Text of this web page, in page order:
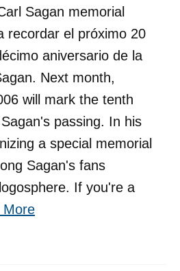
Sagan memorial
recordar el próximo 20
aniversario de la
Next month,
will mark the tenth
passing. In his
a special memorial
Sagan's fans
If you're a
More